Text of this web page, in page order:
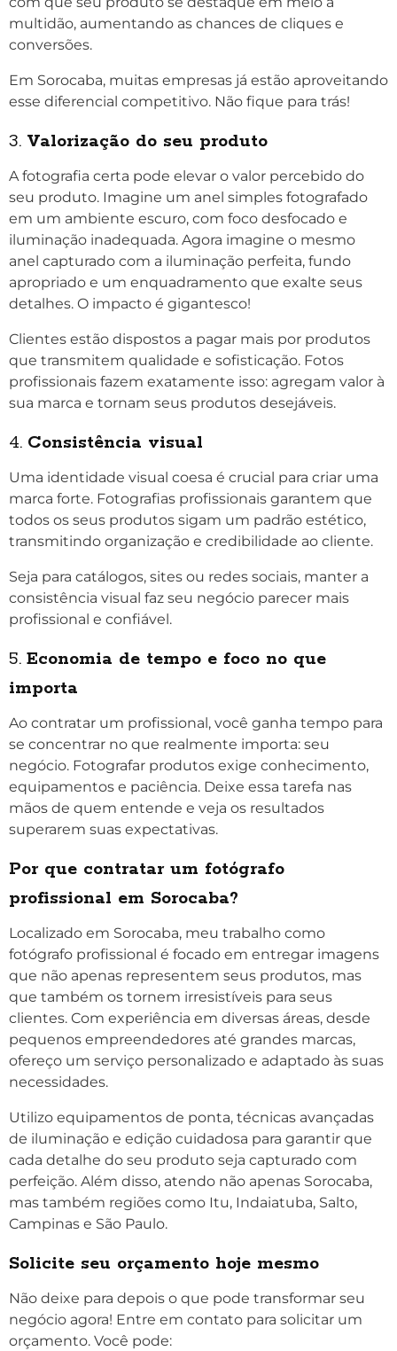
multidão, aumentando as chances de cliques e
conversões.
Em Sorocaba, muitas empresas já estão aproveitando
esse diferencial competitivo. Não fique para trás!
3. Valorização do seu produto
A fotografia certa pode elevar o valor percebido do
seu produto. Imagine um anel simples fotografado
em um ambiente escuro, com foco desfocado e
iluminação inadequada. Agora imagine o mesmo
anel capturado com a iluminação perfeita, fundo
apropriado e um enquadramento que exalte seus
detalhes. O impacto é gigantesco!
Clientes estão dispostos a pagar mais por produtos
que transmitem qualidade e sofisticação. Fotos
profissionais fazem exatamente isso: agregam valor à
sua marca e tornam seus produtos desejáveis.
4. Consistência visual
Uma identidade visual coesa é crucial para criar uma
marca forte. Fotografias profissionais garantem que
todos os seus produtos sigam um padrão estético,
transmitindo organização e credibilidade ao cliente.
Seja para catálogos, sites ou redes sociais, manter a
consistência visual faz seu negócio parecer mais
profissional e confiável.
5. Economia de tempo e foco no que
importa
Ao contratar um profissional, você ganha tempo para
se concentrar no que realmente importa: seu
negócio. Fotografar produtos exige conhecimento,
equipamentos e paciência. Deixe essa tarefa nas
mãos de quem entende e veja os resultados
superarem suas expectativas.
Por que contratar um fotógrafo
profissional em Sorocaba?
Localizado em Sorocaba, meu trabalho como
fotógrafo profissional é focado em entregar imagens
que não apenas representem seus produtos, mas
que também os tornem irresistíveis para seus
clientes. Com experiência em diversas áreas, desde
pequenos empreendedores até grandes marcas,
ofereço um serviço personalizado e adaptado às suas
necessidades.
Utilizo equipamentos de ponta, técnicas avançadas
de iluminação e edição cuidadosa para garantir que
cada detalhe do seu produto seja capturado com
perfeição. Além disso, atendo não apenas Sorocaba,
mas também regiões como Itu, Indaiatuba, Salto,
Campinas e São Paulo.
Solicite seu orçamento hoje mesmo
Não deixe para depois o que pode transformar seu
negócio agora! Entre em contato para solicitar um
orçamento. Você pode: